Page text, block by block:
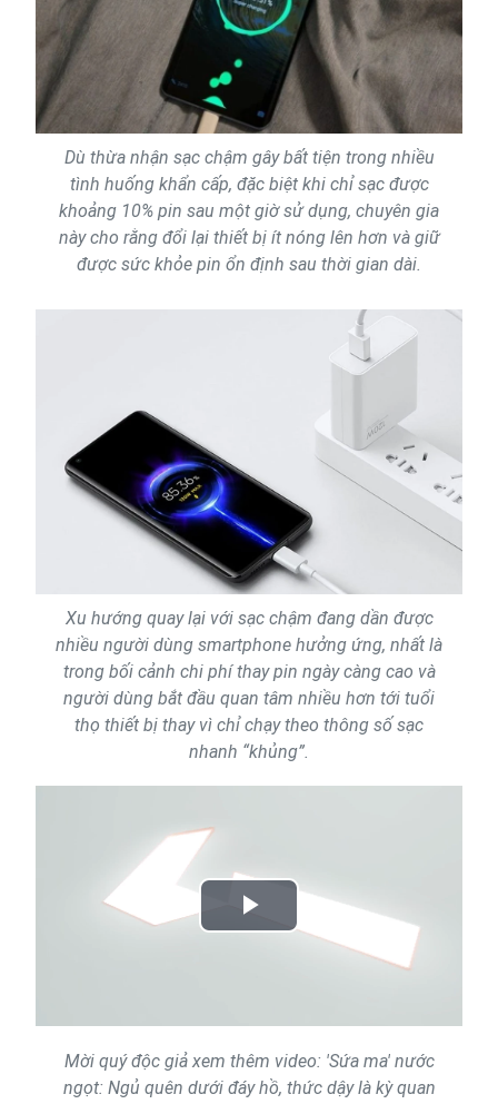
Dù thừa nhận sạc chậm gây bất tiện trong nhiều
tình huống khẩn cấp, đặc biệt khi chỉ sạc được
khoảng 10% pin sau một giờ sử dụng, chuyên gia
này cho rằng đổi lại thiết bị ít nóng lên hơn và giữ
được sức khỏe pin ổn định sau thời gian dài.
Xu hướng quay lại với sạc chậm đang dần được
nhiều người dùng smartphone hưởng ứng, nhất là
trong bối cảnh chi phí thay pin ngày càng cao và
người dùng bắt đầu quan tâm nhiều hơn tới tuổi
thọ thiết bị thay vì chỉ chạy theo thông số sạc
nhanh “khủng”.
Play
Mời quý độc giả xem thêm video: 'Sứa ma' nước
ngọt: Ngủ quên dưới đáy hồ, thức dậy là kỳ quan